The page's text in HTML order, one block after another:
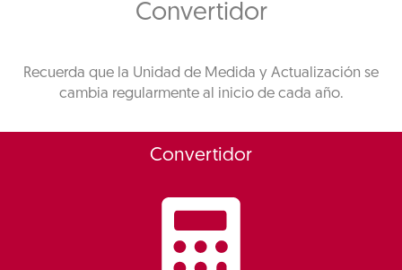
Convertidor
Recuerda que la Unidad de Medida y Actualización se
cambia regularmente al inicio de cada año.
Convertidor